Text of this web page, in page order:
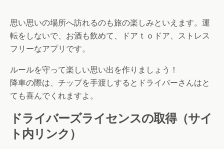
思い思いの場所へ訪れるのも旅の楽しみといえます。運
転をしないで、お酒も飲めて、ドアｔｏドア、ストレス
フリーなアプリです。
ルールを守って楽しい思い出を作りましょう！
降車の際は、チップを手渡しするとドライバーさんはと
ても喜んでくれますよ。
ドライバーズライセンスの取得（サイ
ト内リンク）